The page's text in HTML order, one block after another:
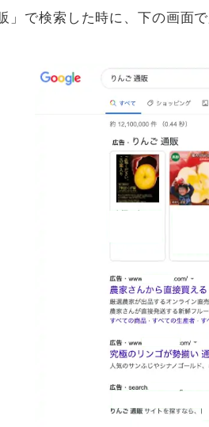
で検索した時に、下の画面